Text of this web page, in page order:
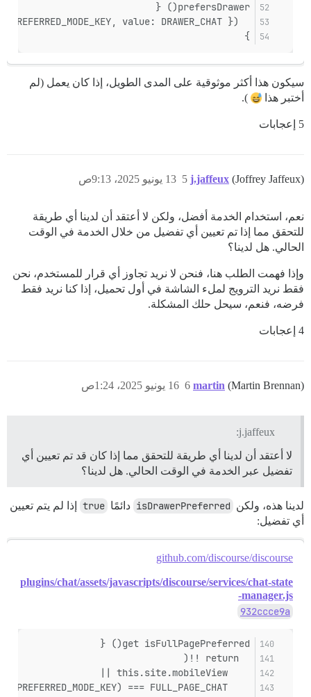
prefersDrawer() {
}
سيكون هذا أكثر موثوقية على المدى الطويل، إذا كان يعمل (لم
أختبر هذا
).
5 إعجابات
j.jaffeux (Joffrey Jaffeux) 13 يونيو 2025، 9:13ص 5
نعم، استخدام الخدمة أفضل، ولكن لا أعتقد أن لدينا أي طريقة
للتحقق مما إذا تم تعيين أي تفضيل من خلال الخدمة في الوقت
الحالي. هل لدينا؟
وإذا فهمت الطلب هنا، فنحن لا نريد تجاوز أي قرار للمستخدم، نحن
فقط نريد الترويج لملء الشاشة في أول تحميل، إذا كنا نريد فقط
فرضه، فنعم، سيحل حلك المشكلة.
4 إعجابات
martin (Martin Brennan) 16 يونيو 2025، 1:24ص 6
j.jaffeux:
لا أعتقد أن لدينا أي طريقة للتحقق مما إذا كان قد تم تعيين أي
تفضيل عبر الخدمة في الوقت الحالي. هل لدينا؟
لدينا هذه، ولكن isDrawerPreferred دائمًا true
إذا لم يتم تعيين
أي تفضيل:
github.com/discourse/discourse
plugins/chat/assets/javascripts/discourse/services/chat-state
-manager.js
932ccce9a
get isFullPagePreferred() {